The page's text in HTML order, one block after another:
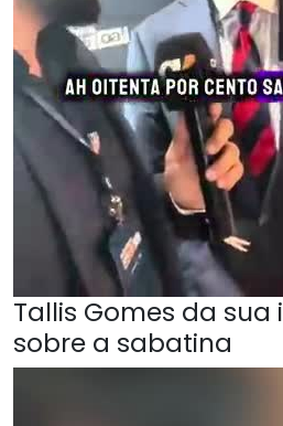
Tallis Gomes da sua
sobre a sabatina